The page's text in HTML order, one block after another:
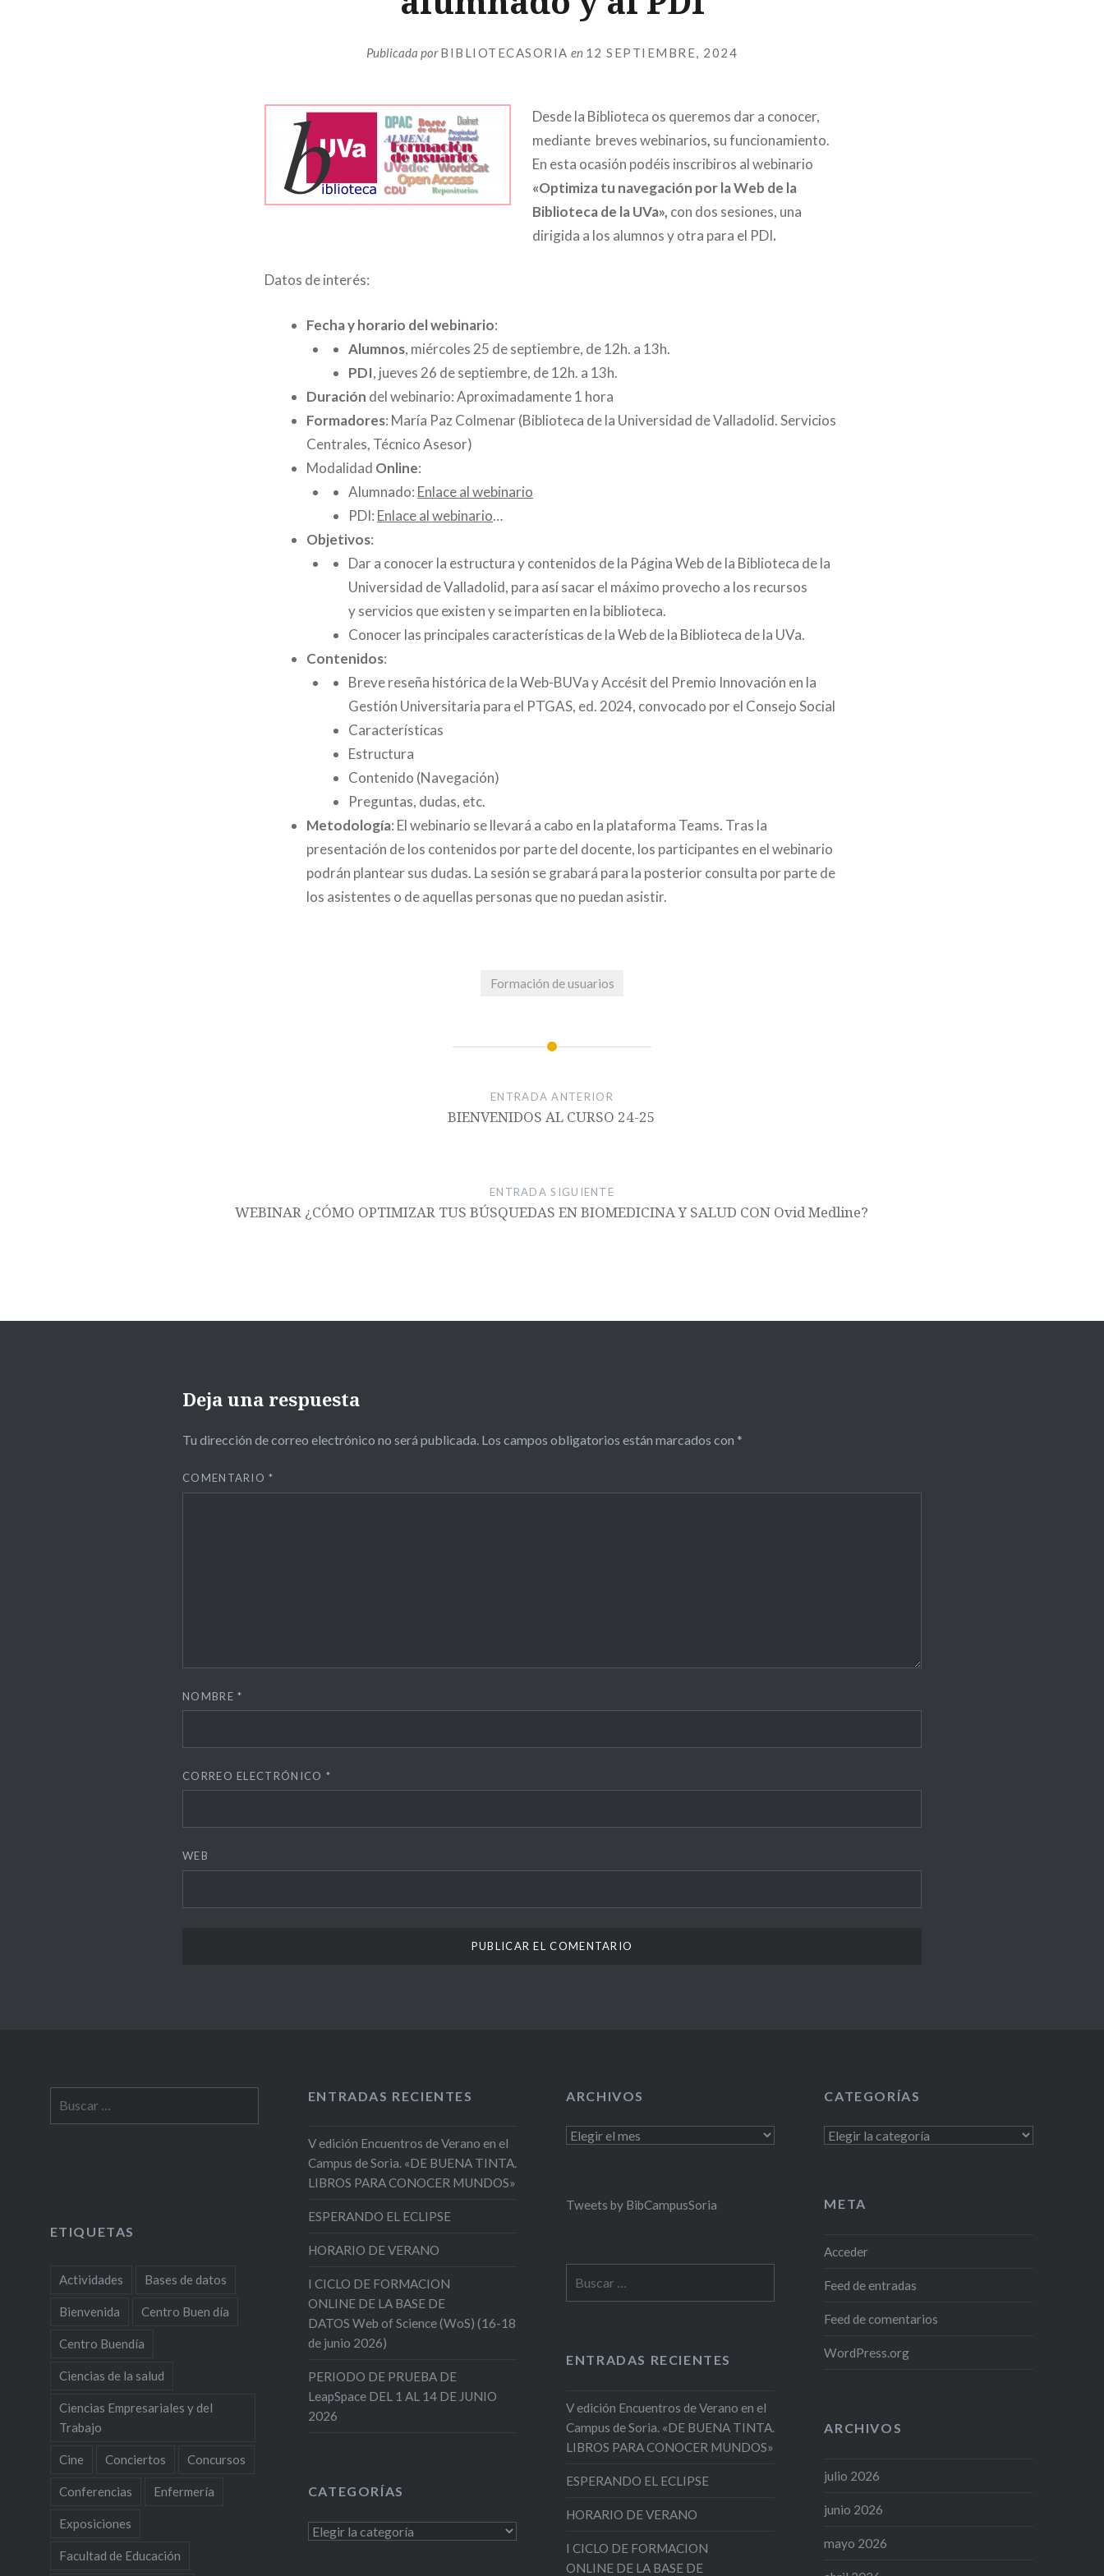
Publicada porBIBLIOTECASORIA en 12 SEPTIEMBRE, 2024
Desde la Biblioteca os queremos dar a conocer,
mediante breves webinarios, su funcionamiento.
En esta ocasión podéis inscribiros al webinario
«Optimiza tu navegación por la Web de la
Biblioteca de la UVa», con dos sesiones, una
dirigida a los alumnos y otra para el PDI.
Datos de interés:
Fecha y horario del webinario:
Alumnos, miércoles 25 de septiembre, de 12h. a 13h.
PDI, jueves 26 de septiembre, de 12h. a 13h.
Duración del webinario: Aproximadamente 1 hora
Formadores: María Paz Colmenar (Biblioteca de la Universidad de Valladolid. Servicios
Centrales, Técnico Asesor)
Modalidad Online:
Alumnado: Enlace al webinario
PDI: Enlace al webinario…
Objetivos:
Dar a conocer la estructura y contenidos de la Página Web de la Biblioteca de la
Universidad de Valladolid, para así sacar el máximo provecho a los recursos
y servicios que existen y se imparten en la biblioteca.
Conocer las principales características de la Web de la Biblioteca de la UVa.
Contenidos:
Breve reseña histórica de la Web-BUVa y Accésit del Premio Innovación en la
Gestión Universitaria para el PTGAS, ed. 2024, convocado por el Consejo Social
Características
Estructura
Contenido (Navegación)
Preguntas, dudas, etc.
Metodología: El webinario se llevará a cabo en la plataforma Teams. Tras la
presentación de los contenidos por parte del docente, los participantes en el webinario
podrán plantear sus dudas. La sesión se grabará para la posterior consulta por parte de
los asistentes o de aquellas personas que no puedan asistir.
Formación de usuarios
ENTRADA ANTERIOR
BIENVENIDOS AL CURSO 24-25
ENTRADA SIGUIENTE
WEBINAR ¿CÓMO OPTIMIZAR TUS BÚSQUEDAS EN BIOMEDICINA Y SALUD CON Ovid Medline?
Deja una respuesta
Tu dirección de correo electrónico no será publicada. Los campos obligatorios están marcados con *
COMENTARIO*
NOMBRE*
CORREO ELECTRÓNICO *
WEB
ENTRADAS RECIENTES
V edición Encuentros de Verano en el
Campus de Soria. «DE BUENA TINTA.
LIBROS PARA CONOCER MUNDOS»
ESPERANDO EL ECLIPSE
HORARIO DE VERANO
I CICLO DE FORMACION
ONLINE DE LA BASE DE
DATOS Web of Science (WoS) (16-18
de junio 2026)
PERIODO DE PRUEBA DE
LeapSpace DEL 1 AL 14 DE JUNIO
2026
ARCHIVOS
Archivos
CATEGORÍAS
Categorías
Tweets by BibCampusSoria META
Acceder
Feed de entradas
Feed de comentarios
WordPress.org
ETIQUETAS
Actividades Bases de datos
Bienvenida Centro Buen día
Centro Buendía
Ciencias de la salud
Ciencias Empresariales y del
Trabajo
Cine Conciertos Concursos
Conferencias Enfermería
Exposiciones
Facultad de Educación
ENTRADAS RECIENTES
V edición Encuentros de Verano en el
Campus de Soria. «DE BUENA TINTA.
LIBROS PARA CONOCER MUNDOS»
ESPERANDO EL ECLIPSE
HORARIO DE VERANO
I CICLO DE FORMACION
ONLINE DE LA BASE DE
ARCHIVOS
julio 2026
junio 2026
mayo 2026
CATEGORÍAS
Categorías